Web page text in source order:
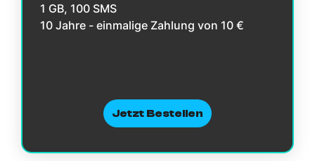
1 GB, 100 SMS
10 Jahre - einmalige Zahlung von 10 €
Jetzt Bestellen